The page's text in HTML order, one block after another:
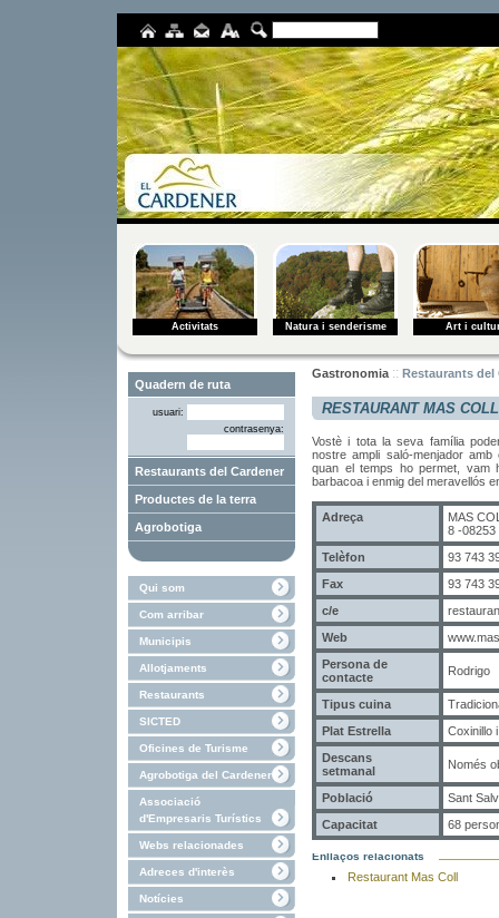
Activitats Natura i senderisme Art i
usuari:
contrasenya:
Restaurants del Cardener
Productes de la terra
Agrobotiga
Qui som
Com arribar
Municipis
Allotjaments
Restaurants
SICTED
Oficines de Turisme
Agrobotiga del Cardener
Associació
d'Empresaris Turístics
Webs relacionades
Adreces d'interès
Notícies
Gastronomia :: Restaurants del
RESTAURANT MAS COLL
Vostè i tota la seva família
nostre ampli saló-menjador
quan el temps ho permet, vam
barbacoa i enmig del meravellós
Adreça
MAS
8 -08253
Telèfon
93 743
Fax
93 743
c/e
Web
Persona de
contacte
Rodrigo
Tipus cuina
Plat Estrella
Coxinillo
Descans
setmanal
Només
Població
Sant
Capacitat
68
Enllaços relacionats
Restaurant Mas Coll